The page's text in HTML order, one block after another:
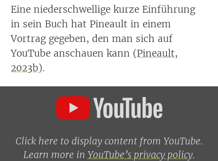
Eine niederschwellige kurze Einführung
in sein Buch hat Pineault in einem
Vortrag gegeben, den man sich auf
YouTube anschauen kann (Pineault,
2023b).
Social
EcologyClick here to display content from YouTube.
Learn more in YouTube’s privacy policy.